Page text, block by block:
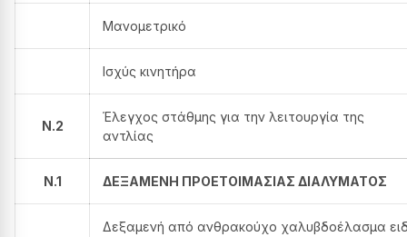
Μανομετρικό
Ισχύς κινητήρα
N.2
Έλεγχος στάθμης για την λειτουργία της
αντλίας
N.1 ΔΕΞΑΜΕΝΗ ΠΡΟΕΤΟΙΜΑΣΙΑΣ ΔΙΑΛΥΜΑΤΟΣ
Δεξαμενή από ανθρακούχο χαλυβδοέλασμα